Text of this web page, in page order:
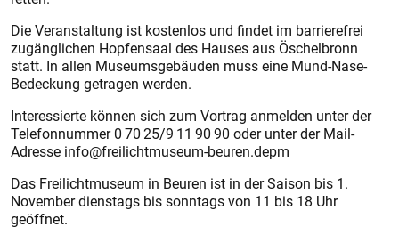
Die Veranstaltung ist kostenlos und findet im barrierefrei
zugänglichen Hopfensaal des Hauses aus Öschelbronn
statt. In allen Museumsgebäuden muss eine Mund-Nase-
Bedeckung getragen werden.
Interessierte können sich zum Vortrag anmelden unter der
Telefonnummer 0 70 25/9 11 90 90 oder unter der Mail-
Adresse info@freilichtmuseum-beuren.depm
Das Freilichtmuseum in Beuren ist in der Saison bis 1.
November dienstags bis sonntags von 11 bis 18 Uhr
geöffnet.